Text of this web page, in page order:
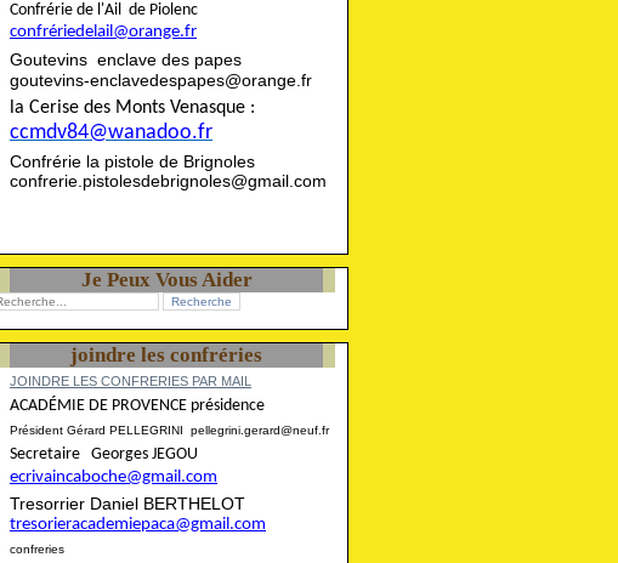
Confrérie de l'Ail de Piolenc
confrériedelail@orange.fr
Goutevins enclave des papes
goutevins-enclavedespapes@orange.fr
la Cerise des Monts Venasque :
ccmdv84@wanadoo.fr
Confrérie la pistole de Brignoles
confrerie.pistolesdebrignoles@gmail.com
Je Peux Vous Aider
joindre les confréries
JOINDRE LES CONFRERIES PAR MAIL
ACADÉMIE DE PROVENCE présidence
Président Gérard PELLEGRINI pellegrini.gerard@neuf.fr
Secretaire Georges JEGOU
ecrivaincaboche@gmail.com
Tresorrier Daniel BERTHELOT
tresorieracademiepaca@gmail.com
confreries